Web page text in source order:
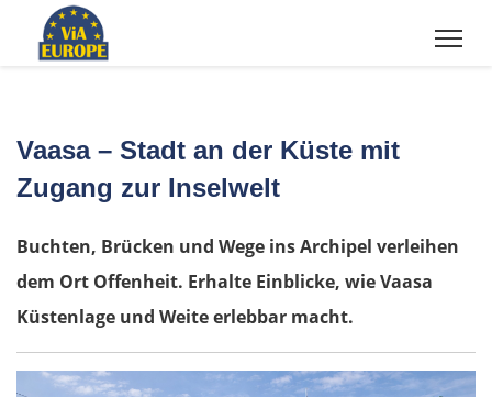
Vaasa – Stadt an der Küste mit
Zugang zur Inselwelt
Buchten, Brücken und Wege ins Archipel verleihen
dem Ort Offenheit. Erhalte Einblicke, wie Vaasa
Küstenlage und Weite erlebbar macht.